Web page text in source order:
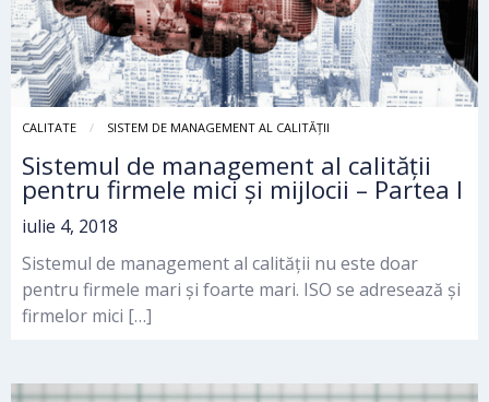
CALITATE SISTEM DE MANAGEMENT AL CALITĂȚII
Sistemul de management al calității
pentru firmele mici și mijlocii – Partea I
iulie 4, 2018
Sistemul de management al calității nu este doar
pentru firmele mari și foarte mari. ISO se adresează și
firmelor mici […]